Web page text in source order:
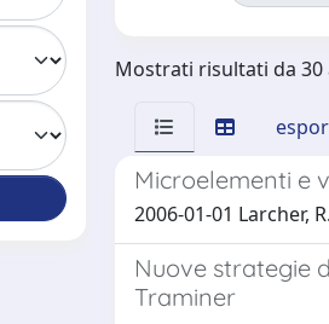
Mostrati risultati da 30
Microelementi e
2006-01-01 Larcher,
Nuove strategie
Traminer